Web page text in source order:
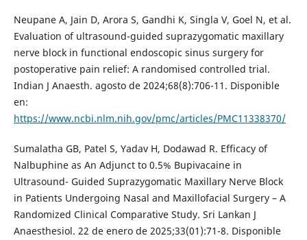
Neupane A, Jain D, Arora S, Gandhi K, Singla V, Goel N, et al.
Evaluation of ultrasound-guided suprazygomatic maxillary
nerve block in functional endoscopic sinus surgery for
postoperative pain relief: A randomised controlled trial.
Indian J Anaesth. agosto de 2024;68(8):706-11. Disponible
en:
https://www.ncbi.nlm.nih.gov/pmc/articles/PMC11338370/
Sumalatha GB, Patel S, Yadav H, Dodawad R. Efficacy of
Nalbuphine as An Adjunct to 0.5% Bupivacaine in
Ultrasound- Guided Suprazygomatic Maxillary Nerve Block
in Patients Undergoing Nasal and Maxillofacial Surgery – A
Randomized Clinical Comparative Study. Sri Lankan J
Anaesthesiol. 22 de enero de 2025;33(01):71-8. Disponible